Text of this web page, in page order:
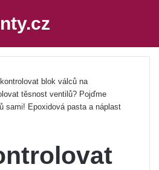
blok válců na
těsnost ventilů? Pojďme
sami! Epoxidová pasta a náplast